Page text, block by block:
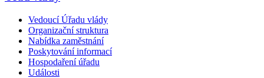
Vedoucí Úřadu vlády
Organizační struktura
Nabídka zaměstnání
Poskytování informací
Hospodaření úřadu
Události